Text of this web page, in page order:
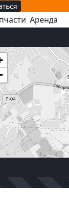
меню Аренда